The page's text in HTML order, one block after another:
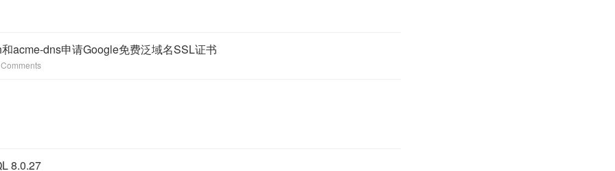
acme-dns申请Google免费泛域名SSL证书
8.0.27